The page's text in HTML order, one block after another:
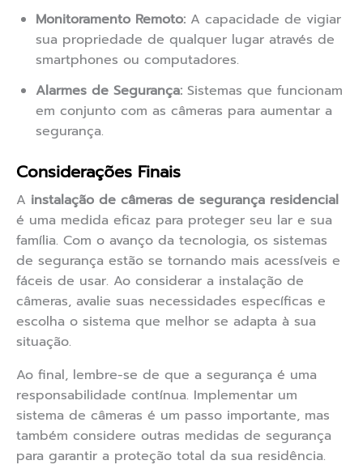
Monitoramento Remoto: A capacidade de vigiar
sua propriedade de qualquer lugar através de
smartphones ou computadores.
Alarmes de Segurança: Sistemas que funcionam
em conjunto com as câmeras para aumentar a
segurança.
Considerações Finais
A instalação de câmeras de segurança residencial
é uma medida eficaz para proteger seu lar e sua
família. Com o avanço da tecnologia, os sistemas
de segurança estão se tornando mais acessíveis e
fáceis de usar. Ao considerar a instalação de
câmeras, avalie suas necessidades específicas e
escolha o sistema que melhor se adapta à sua
situação.
Ao final, lembre-se de que a segurança é uma
responsabilidade contínua. Implementar um
sistema de câmeras é um passo importante, mas
também considere outras medidas de segurança
para garantir a proteção total da sua residência.